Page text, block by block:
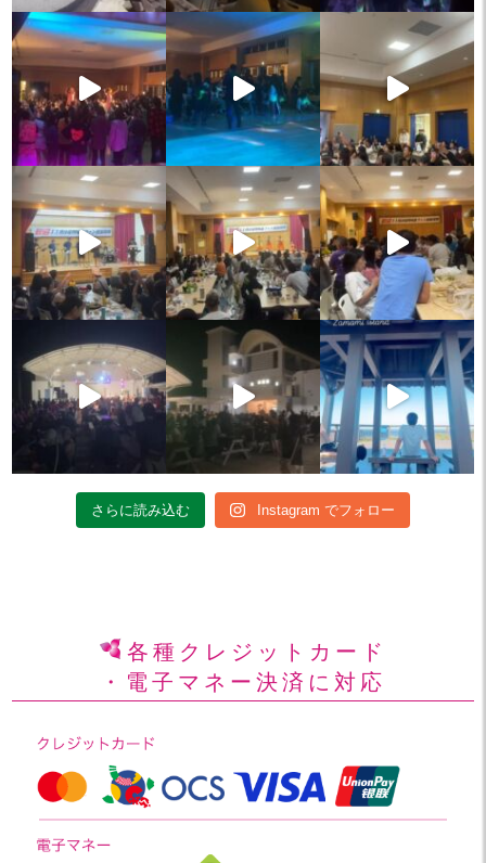
さらに読み込む Instagram でフォロー
各種クレジットカード
・電子マネー決済に対応